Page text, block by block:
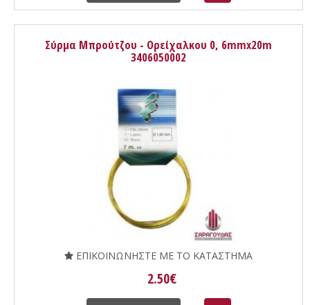
Σύρμα Μπρούτζου - Ορείχαλκου 0, 6mmx20m
3406050002
ΕΠΙΚΟΙΝΩΝΗΣΤΕ ΜΕ ΤΟ ΚΑΤΑΣΤΗΜΑ
2.50€